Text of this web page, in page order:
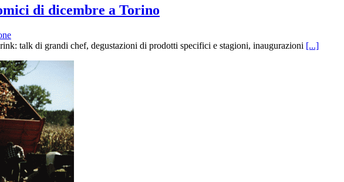
di dicembre a Torino
talk di grandi chef, degustazioni di prodotti specifici e stagioni, inaugurazioni [...]